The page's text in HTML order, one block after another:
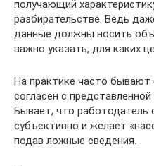
получающий
разбирательстве. Ведь
данные должны носить
важно указать, для каких
На практике часто бывают
согласен с
Бывает, что работодатель
субъективно и желает
подав ложные сведения.